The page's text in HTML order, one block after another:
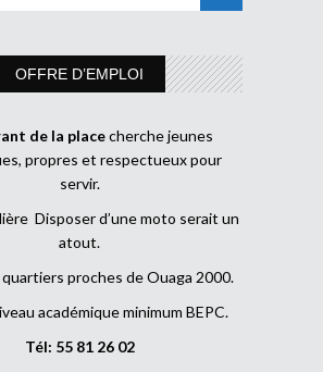
OFFRE D’EMPLOI
de la placecherche jeunes
propres et respectueux pour
servir.
Disposer d’une moto serait un
atout.
proches de Ouaga 2000.
académique minimum BEPC.
Tél: 55 81 26 02